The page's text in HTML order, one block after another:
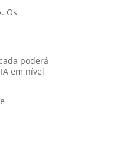
Os
poderá
em nível